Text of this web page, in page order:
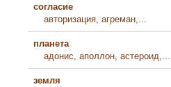
согласие
авторизация, агреман,...
планета
адонис, аполлон, астероид,...
земля